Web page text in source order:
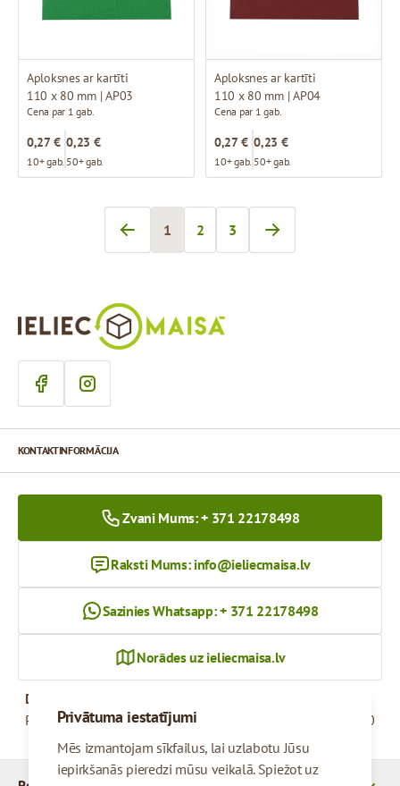
Aploksnes ar kartīti
110 x 80 mm | AP03
Cena par 1 gab.
0,27 €
10+ gab.
0,23 €
50+ gab.
Aploksnes ar kartīti
110 x 80 mm | AP04
Cena par 1 gab.
0,27 €
10+ gab.
0,23 €
50+ gab.
Jūs pašlaik lasāt lapu
1
Lapa
2
Lapa
3
Privātuma iestatījumi
Mēs izmantojam sīkfailus, lai uzlabotu Jūsu
iepirkšanās pieredzi mūsu veikalā. Spiežot uz
KONTAKTINFORMĀCIJA
Zvani Mums: + 371 22178498
Raksti Mums: info@ieliecmaisa.lv
Sazinies Whatsapp: + 371 22178498
Norādes uz ieliecmaisa.lv
Darba Laiks
Pirmdiena - Piektdiena
09:00 - 17:00